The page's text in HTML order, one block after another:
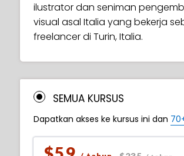
ilustrator dan seniman
visual asal Italia yang bekerja
freelancer di Turin, Italia.
SEMUA KURSUS
Dapatkan akses ke kursus ini dan